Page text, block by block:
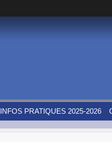
INFOS PRATIQUES 2025-2026